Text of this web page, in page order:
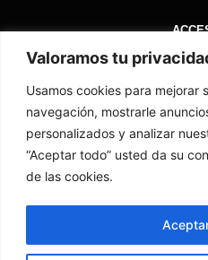
Valoramos tu
Usamos cookies para mejorar
navegación, mostrarle
personalizados y analizar
“Aceptar todo” usted da su
de las cookies.